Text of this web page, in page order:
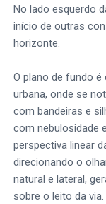
No lado esquerdo
início de outras
horizonte.
O plano de fundo
urbana, onde se
com bandeiras e
com nebulosidade
perspectiva linear
direcionando o
natural e lateral,
sobre o leito da